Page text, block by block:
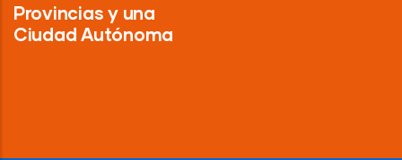
Provincias y una
Ciudad Autónoma